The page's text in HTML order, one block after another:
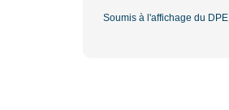
Soumis à l'affichage du DPE